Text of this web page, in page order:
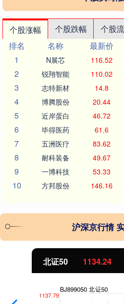
个股涨幅 个股跌幅 个股
排名
名称 最新价
1
N展芯 116.52
2 锐翔智能 110.02
3 志特新材 14.8
4 博腾股份 20.44
5 近岸蛋白 46.72
6 毕得医药 61.6
7 五洲医疗 83.62
8 耐科装备 49.67
9 一博科技 53.33
10 方邦股份 146.16
沪深京行情
北证50 1134.24